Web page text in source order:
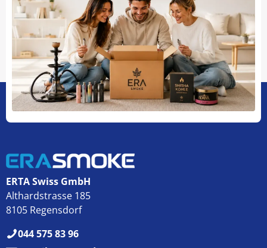
ERTA Swiss GmbH
Althardstrasse 185
8105 Regensdorf
044 575 83 96